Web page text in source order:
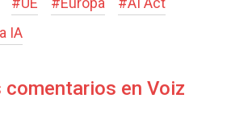
IA
comentarios en Voiz